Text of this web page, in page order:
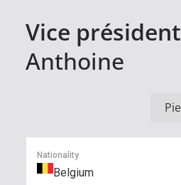
Vice président
Anthoine
Nationality
Belgium